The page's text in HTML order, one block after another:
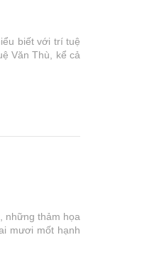
biết với trí tuệ
Văn Thù, kể cả
những thảm họa
mươi mốt hạnh